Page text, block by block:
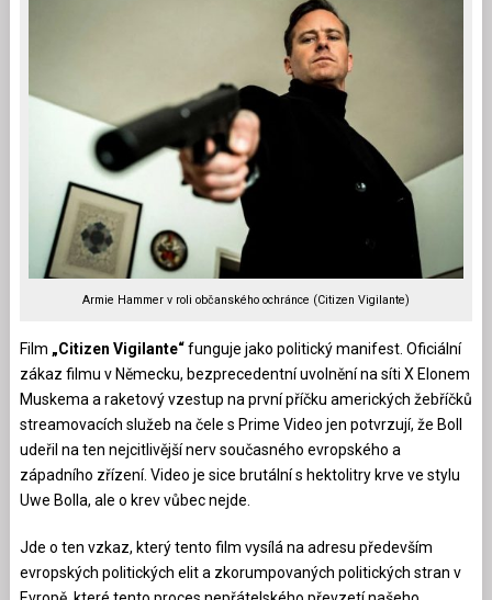
Armie Hammer v roli občanského ochránce (Citizen Vigilante)
Film „Citizen Vigilante“funguje jako politický manifest. Oficiální
zákaz filmu v Německu, bezprecedentní uvolnění na síti X Elonem
Muskema a raketový vzestup na první příčku amerických žebříčků
streamovacích služeb na čele s Prime Video jen potvrzují, že Boll
udeřil na ten nejcitlivější nerv současného evropského a
západního zřízení. Video je sice brutální s hektolitry krve ve stylu
Uwe Bolla, ale o krev vůbec nejde.
Jde o ten vzkaz, který tento film vysílá na adresu především
evropských politických elit a zkorumpovaných politických stran v